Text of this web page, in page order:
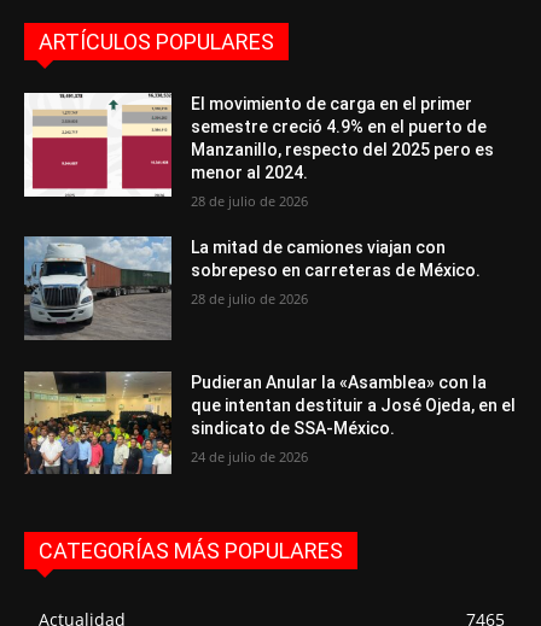
ARTÍCULOS POPULARES
El movimiento de carga en el primer
semestre creció 4.9% en el puerto de
Manzanillo, respecto del 2025 pero es
menor al 2024.
28 de julio de 2026
La mitad de camiones viajan con
sobrepeso en carreteras de México.
28 de julio de 2026
Pudieran Anular la «Asamblea» con la
que intentan destituir a José Ojeda, en el
sindicato de SSA-México.
24 de julio de 2026
CATEGORÍAS MÁS POPULARES
Actualidad
7465